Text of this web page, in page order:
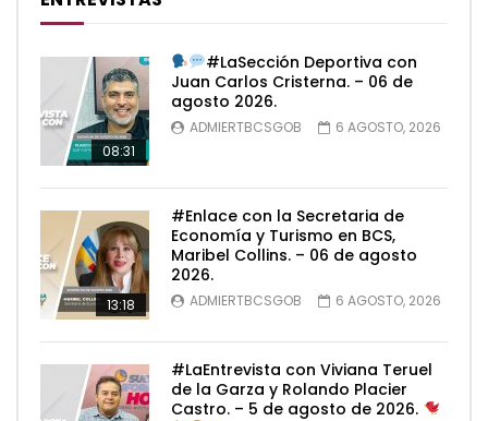
08:31
#LaSección Deportiva con
Juan Carlos Cristerna. – 06 de
agosto 2026.
ADMIERTBCSGOB 6 AGOSTO, 2026
13:18
#Enlace con la Secretaria de
Economía y Turismo en BCS,
Maribel Collins. – 06 de agosto
2026.
ADMIERTBCSGOB 6 AGOSTO, 2026
#LaEntrevista con Viviana Teruel
de la Garza y Rolando Placier
Castro. – 5 de agosto de 2026.